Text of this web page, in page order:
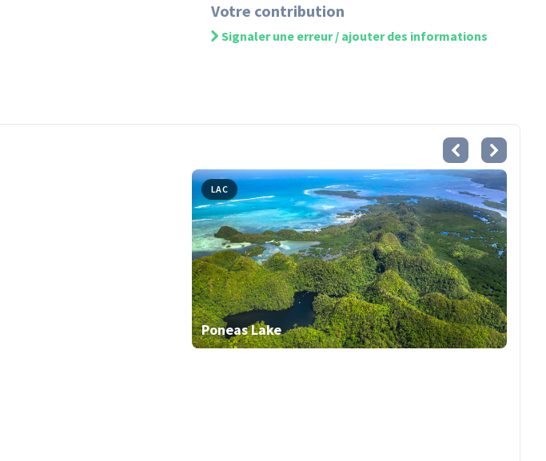
Votre contribution
Signaler une erreur / ajouter des informations
LAC
Poneas Lake